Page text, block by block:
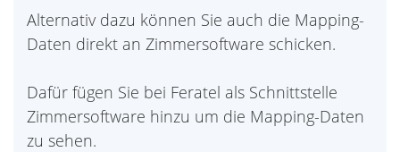
Alternativ dazu können Sie auch die Mapping-
Daten direkt an Zimmersoftware schicken.
Dafür fügen Sie bei Feratel als Schnittstelle
Zimmersoftware hinzu um die Mapping-Daten
zu sehen.